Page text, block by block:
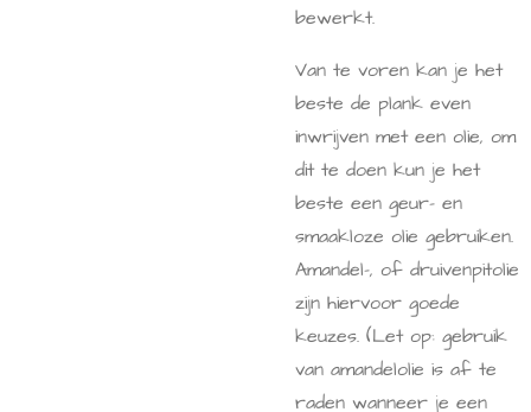
bewerkt.
Van te voren kan je het
beste de plank even
inwrijven met een olie, om
dit te doen kun je het
beste een geur- en
smaakloze olie gebruiken.
Amandel-, of druivenpitolie
zijn hiervoor goede
keuzes. (Let op: gebruik
van amandelolie is af te
raden wanneer je een